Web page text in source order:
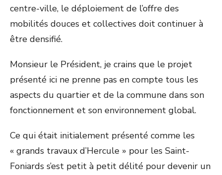
centre-ville, le déploiement de l’offre des
mobilités douces et collectives doit continuer à
être densifié.
Monsieur le Président, je crains que le projet
présenté ici ne prenne pas en compte tous les
aspects du quartier et de la commune dans son
fonctionnement et son environnement global.
Ce qui était initialement présenté comme les
« grands travaux d’Hercule » pour les Saint-
Foniards s’est petit à petit délité pour devenir un